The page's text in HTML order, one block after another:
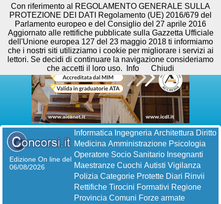
Edizione On line del
06/08/2026
Informatica Ingegneria Architettura Diritto
Medicina Amministrazione Psicologia
Operatore Socio Sanitario Insegnanti
Maestranze Cuochi Autisti Vigilanza
Polizia Categorie Protette Diari Rinvii
Rettifiche Tirocini Formativi Regione
Provincia Comuni Forze armate
Con riferimento al REGOLAMENTO GENERALE SULLA
PROTEZIONE DEI DATI Regolamento (UE) 2016/679 del
Parlamento europeo e del Consiglio del 27 aprile 2016
Aggiornato alle rettifiche pubblicate sulla Gazzetta Ufficiale
dell'Unione europea 127 del 23 maggio 2018 ti informiamo
che i nostri siti utilizziamo i cookie per migliorare i servizi ai
lettori. Se decidi di continuare la navigazione consideriamo
che accetti il loro uso.
Info Chiudi